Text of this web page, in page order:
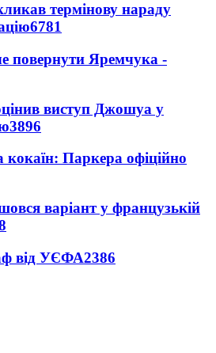
термінову нараду
6781
повернути Яремчука -
виступ Джошуа у
3896
кокаїн: Паркера офіційно
варіант у французькій
від УЄФА2386